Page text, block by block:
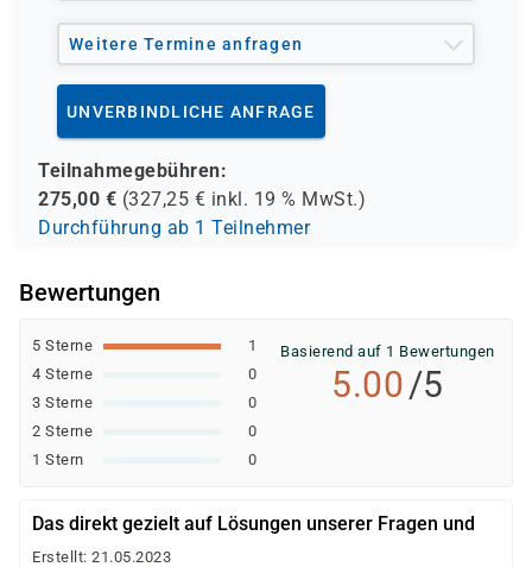
Weitere Termine anfragen
UNVERBINDLICHE ANFRAGE
Teilnahmegebühren:
275,00 € (327,25 € inkl. 19 % MwSt.)
Durchführung ab 1 Teilnehmer
Bewertungen
5 Sterne
1
4 Sterne
0
3 Sterne
0
2 Sterne
0
1 Stern
0
Basierend auf 1 Bewertungen
5.00/5
Das direkt gezielt auf Lösungen unserer Fragen und
Erstellt: 21.05.2023